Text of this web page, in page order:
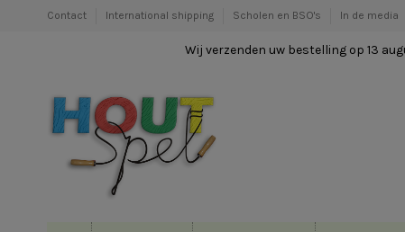
Contact International shipping Scholen en BSO's In de media
Wij verzenden uw bestelling op 13